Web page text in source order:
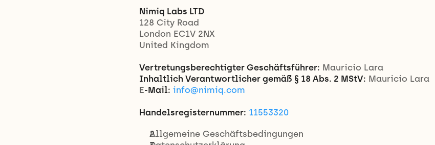
Nimiq Labs LTD
128 City Road
London EC1V 2NX
United Kingdom
Vertretungsberechtigter Geschäftsführer: Mauricio Lara
Inhaltlich Verantwortlicher gemäß § 18 Abs. 2 MStV: Mauricio Lara
E-Mail: info@nimiq.com
Handelsregisternummer: 11553320
Allgemeine Geschäftsbedingungen